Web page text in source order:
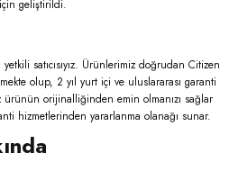
geliştirildi.
satıcısıyız. Ürünlerimiz doğrudan Citizen
olup, 2 yıl yurt içi ve uluslararası garanti
ürünün orijinalliğinden emin olmanızı sağlar
hizmetlerinden yararlanma olanağı sunar.